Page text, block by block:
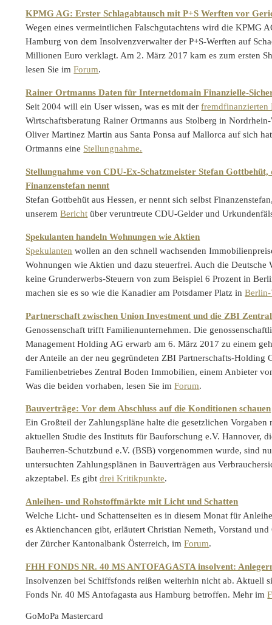
KPMG AG: Erster Schlagabtausch mit P+S Werften vor
Wegen eines vermeintlichen Falschgutachtens wird die KPMG
Hamburg von dem Insolvenzverwalter der P+S-Werften auf
Millionen Euro verklagt. Am 2. März 2017 kam es zum ersten
lesen Sie imForum.
Rainer Ortmanns Daten für Internetdomain Finanzielle-
Seit 2004 will ein User wissen, was es mit derfremdfinanzierten
Wirtschaftsberatung Rainer Ortmanns aus Stolberg in
Oliver Martinez Martin aus Santa Ponsa auf Mallorca auf sich
Ortmanns eine Stellungnahme.
Stellungnahme von CDU-Ex-Schatzmeister Stefan Gottbehüt,
Finanzenstefan nennt
Stefan Gottbehüt aus Hessen, er nennt sich selbst
unseremBericht über veruntreute CDU-Gelder und
Spekulanten handeln Wohnungen wie Aktien
Spekulanten wollen an den schnell wachsenden
Wohnungen wie Aktien und dazu steuerfrei. Auch die Deutsche
keine Grunderwerbs-Steuern von zum Beispiel 6 Prozent in
machen sie es so wie die Kanadier am Potsdamer Platz inBerlin-
Partnerschaft zwischen Union Investment und die ZBI
Genossenschaft trifft Familienunternehmen. Die
Management Holding AG erwarb am 6. März 2017 zu einem
der Anteile an der neu gegründeten ZBI Partnerschafts-Holding
Familienbetriebes Zentral Boden Immobilien, einem Anbieter
Was die beiden vorhaben, lesen Sie imForum.
Bauverträge: Vor dem Abschluss auf die Konditionen schauen
Ein Großteil der Zahlungspläne halte die gesetzlichen Vorgaben
aktuellen Studie des Instituts für Bauforschung e.V. Hannover,
Bauherren-Schutzbund e.V. (BSB) vorgenommen wurde, sind
untersuchten Zahlungsplänen in Bauverträgen aus
akzeptabel. Es gibtdrei Kritikpunkte.
Anleihen- und Rohstoffmärkte mit Licht und Schatten
Welche Licht- und Schattenseiten es in diesem Monat für
es Aktienchancen gibt, erläutert Christian Nemeth, Vorstand
der Zürcher Kantonalbank Österreich, imForum.
FHH FONDS NR. 40 MS ANTOFAGASTA insolvent:
Insolvenzen bei Schiffsfonds reißen weiterhin nicht ab. Aktuell
Fonds Nr. 40 MS Antofagasta aus Hamburg betroffen. Mehr im
GoMoPa Mastercard